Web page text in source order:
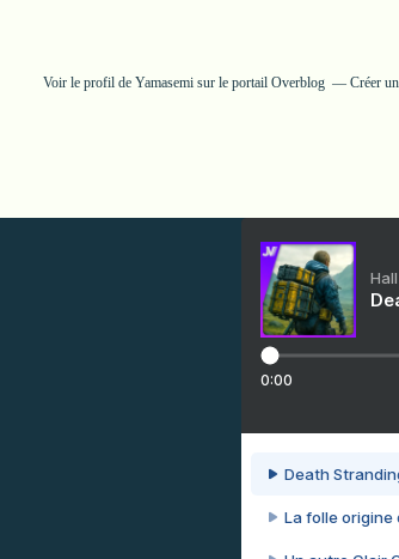
Voir le profil de Yamasemi sur le portail Overblog Créer
0:00
Death
La folle origine